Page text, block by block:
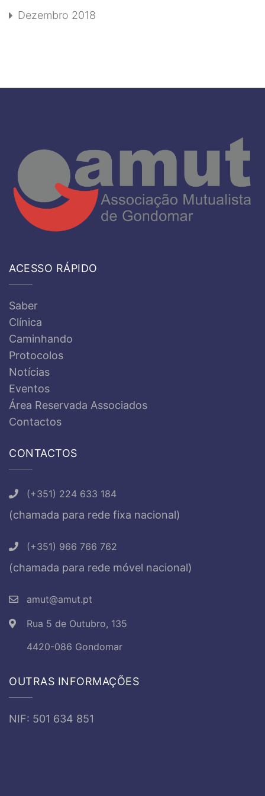
Dezembro 2018
ACESSO RÁPIDO
Saber
Clínica
Caminhando
Protocolos
Notícias
Eventos
Área Reservada Associados
Contactos
CONTACTOS
(+351) 224 633 184
(chamada para rede fixa nacional)
(+351) 966 766 762
(chamada para rede móvel nacional)
amut@amut.pt
Rua 5 de Outubro, 135
4420-086 Gondomar
OUTRAS INFORMAÇÕES
NIF: 501 634 851